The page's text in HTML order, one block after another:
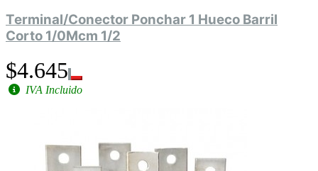
Terminal/Conector Ponchar 1 Hueco Barril
Corto 1/0Mcm 1/2
$4.645
IVA Incluido